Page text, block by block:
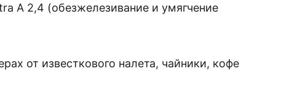
А 2,4 (обезжелезивание и умягчение
от известкового налета, чайники, кофе